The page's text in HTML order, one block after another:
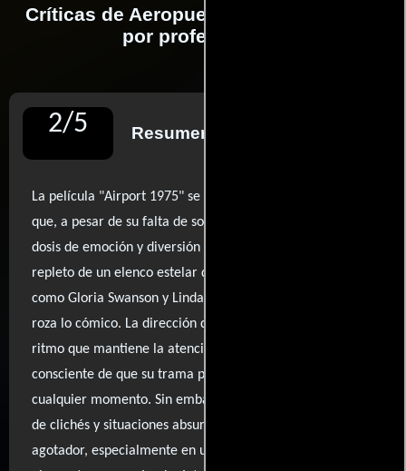
Críticas de Aeropuerto 1975 realizadas
por profesionales
2/5 Resumen de reseñas
La película "Airport 1975" se presenta como una secuela
que, a pesar de su falta de sofisticación, logra ofrecer una
dosis de emoción y diversión descerebrada. Este filme,
repleto de un elenco estelar que incluye a celebridades
como Gloria Swanson y Linda Blair, es tan ridículo que
roza lo cómico. La dirección de Jack Smight imprime un
ritmo que mantiene la atención del espectador,
consciente de que su trama podría estrellarse en
cualquier momento. Sin embargo, el guion está plagado
de clichés y situaciones absurdas, lo que puede resultar
agotador, especialmente en un vuelo. Mientras la historia